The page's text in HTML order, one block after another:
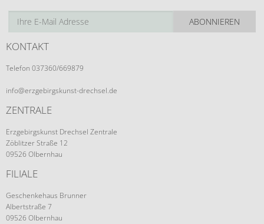
ABONNIEREN
KONTAKT
Telefon 037360/669879
info@erzgebirgskunst-drechsel.de
ZENTRALE
Erzgebirgskunst Drechsel Zentrale
Zöblitzer Straße 12
09526 Olbernhau
FILIALE
Geschenkehaus Brunner
Albertstraße 7
09526 Olbernhau